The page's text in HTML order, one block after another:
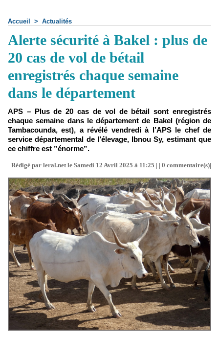
Accueil > Actualités
Alerte sécurité à Bakel : plus de
20 cas de vol de bétail
enregistrés chaque semaine
dans le département
APS – Plus de 20 cas de vol de bétail sont enregistrés
chaque semaine dans le département de Bakel (région de
Tambacounda, est), a révélé vendredi à l’APS le chef de
service départemental de l’élevage, Ibnou Sy, estimant que
ce chiffre est ”énorme”.
Rédigé par leral.net le Samedi 12 Avril 2025 à 11:25 | | 0 commentaire(s)|